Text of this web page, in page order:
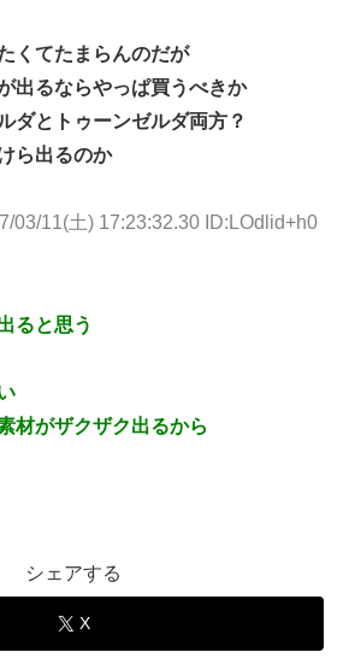
くてたまらんのだが
出るならやっぱ買うべきか
ダとトゥーンゼルダ両方？
ら出るのか
03/11(土) 17:23:32.30 ID:LOdlid+h0
ると思う
材がザクザク出るから
シェアする
X